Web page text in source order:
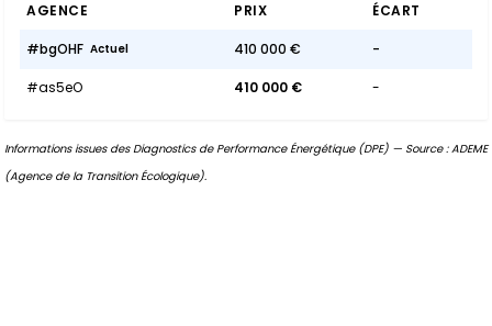
AGENCE PRIX ÉCART
#bgOHF Actuel 410 000 € -
#as5eO 410 000 € -
Informations issues des Diagnostics de Performance Énergétique (DPE) — Source : ADEME
(Agence de la Transition Écologique).